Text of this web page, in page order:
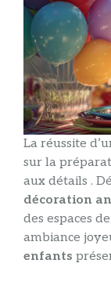
La réussite
sur la
aux détails .
décoration
des espaces
ambiance
enfants